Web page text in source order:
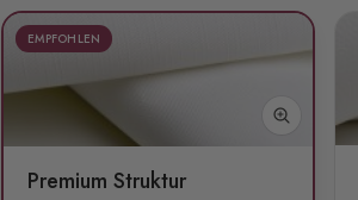
EMPFOHLEN
Premium Struktur